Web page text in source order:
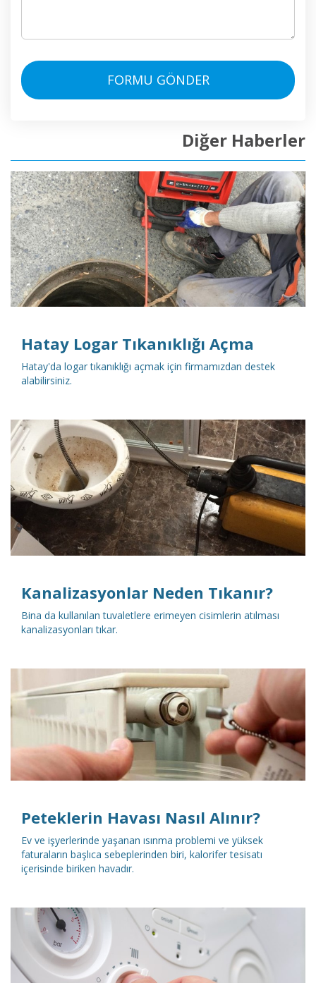
FORMU GÖNDER
Diğer Haberler
DETAYLI İNCELE
Hatay Logar Tıkanıklığı Açma
Hatay'da logar tıkanıklığı açmak için firmamızdan destek
alabilirsiniz.
DETAYLI İNCELE
Kanalizasyonlar Neden Tıkanır?
Bina da kullanılan tuvaletlere erimeyen cisimlerin atılması
kanalizasyonları tıkar.
DETAYLI İNCELE
Peteklerin Havası Nasıl Alınır?
Ev ve işyerlerinde yaşanan ısınma problemi ve yüksek
faturaların başlıca sebeplerinden biri, kalorifer tesisatı
içerisinde biriken havadır.